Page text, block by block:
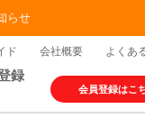
らせ
ド 会社概要 よくあ
録
会員登録はこ